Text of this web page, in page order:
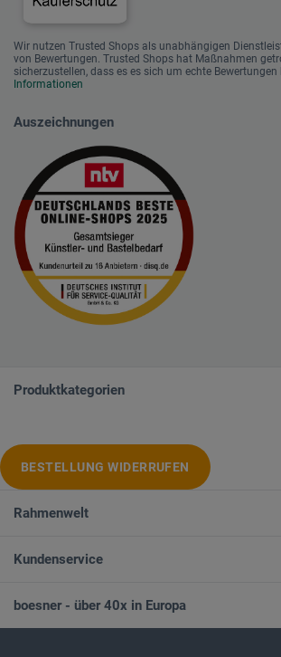
Wir nutzen Trusted Shops als unabhängigen
von Bewertungen. Trusted Shops hat Maßnahmen
sicherzustellen, dass es es sich um echte Bewertungen
Informationen
Auszeichnungen
Produktkategorien
BESTELLUNG WIDERRUFEN
Rahmenwelt
Kundenservice
boesner - über 40x in Europa